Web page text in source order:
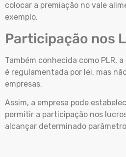
colocar a premiação no vale
exemplo.
Participação nos
Também conhecida como PLR,
é regulamentada por lei, mas
empresas.
Assim, a empresa pode
permitir a participação nos
alcançar determinado